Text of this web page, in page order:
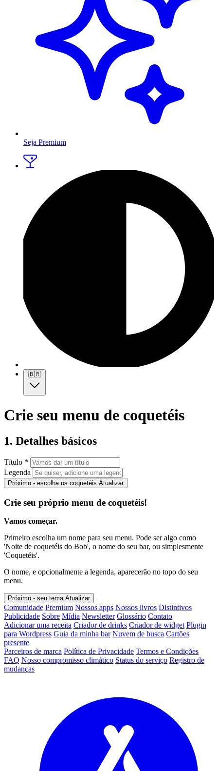
Seja Premium
🇧🇷
Crie seu menu de coquetéis
1. Detalhes básicos
Título *
Legenda
Próximo - escolha os coquetéis Atualizar
Crie seu próprio menu de coquetéis!
Vamos começar.
Primeiro escolha um nome para seu menu. Pode ser algo como
'Noite de coquetéis do Bob', o nome do seu bar, ou simplesmente
'Coquetéis'.
O nome, e opcionalmente a legenda, aparecerão no topo do seu
menu.
Próximo - seu tema Atualizar
Comunidade Premium Nossos apps Nossos livros Distintivos
Publicidade Sobre Mídia Newsletter Glossário Contato
Adicionar uma receita Criador de drinks Criador de widget Plugin
para Wordpress Guia da minha bar Nuvem de busca Cartões
presente
Parceiros de marca Política de Privacidade Termos e Condições
FAQ Nosso compromisso climático Status do serviço Registro de
mudanças